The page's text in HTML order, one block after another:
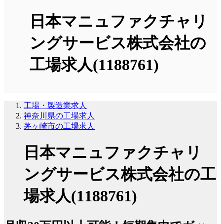
日本マニュファクチャリ
ングサービス株式会社の
工場求人(1188761)
工場・製造業求人
神奈川県の工場求人
茅ヶ崎市の工場求人
日本マニュファクチャリ
ングサービス株式会社の工
場求人(1188761)